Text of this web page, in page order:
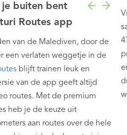
je buiten bent
Routes app
van de Malediven, door de
een verlaten weggetje in de
blijft trainen leuk en
van de app geeft altijd
routes. Met de premium
heb je de keuze uit
aan routes over de hele